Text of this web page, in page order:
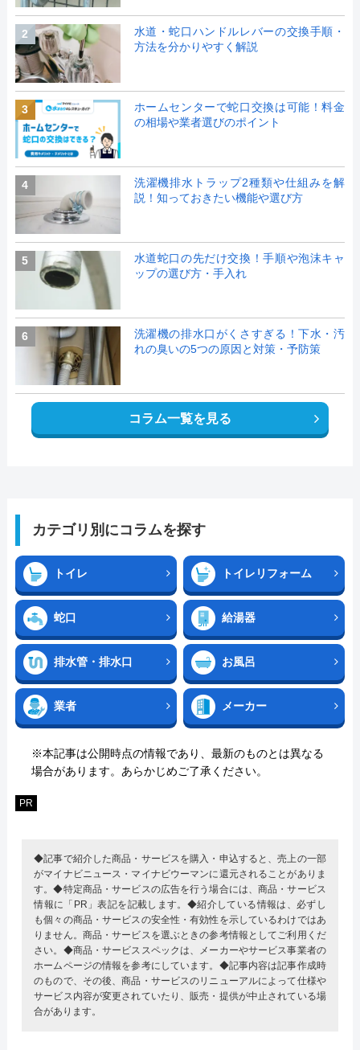
2
水道・蛇口ハンドルレバーの交換手順・
方法を分かりやすく解説
3
ホームセンターで蛇口交換は可能！料金
の相場や業者選びのポイント
4
洗濯機排水トラップ2種類や仕組みを解
説！知っておきたい機能や選び方
5
水道蛇口の先だけ交換！手順や泡沫キャ
ップの選び方・手入れ
6
洗濯機の排水口がくさすぎる！下水・汚
れの臭いの5つの原因と対策・予防策
コラム一覧を見る
カテゴリ別にコラムを探す
トイレ トイレリフォーム
蛇口 給湯器
排水管・排水口 お風呂
業者 メーカー
※本記事は公開時点の情報であり、最新のものとは異なる
場合があります。あらかじめご了承ください。
PR
◆記事で紹介した商品・サービスを購入・申込すると、売上の一部
がマイナビニュース・マイナビウーマンに還元されることがありま
す。◆特定商品・サービスの広告を行う場合には、商品・サービス
情報に「PR」表記を記載します。◆紹介している情報は、必ずし
も個々の商品・サービスの安全性・有効性を示しているわけではあ
りません。商品・サービスを選ぶときの参考情報としてご利用くだ
さい。◆商品・サービススペックは、メーカーやサービス事業者の
ホームページの情報を参考にしています。◆記事内容は記事作成時
のもので、その後、商品・サービスのリニューアルによって仕様や
サービス内容が変更されていたり、販売・提供が中止されている場
合があります。